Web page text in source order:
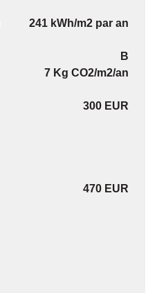
241 kWh/m2 par an
B
7 Kg CO2/m2/an
300 EUR
470 EUR